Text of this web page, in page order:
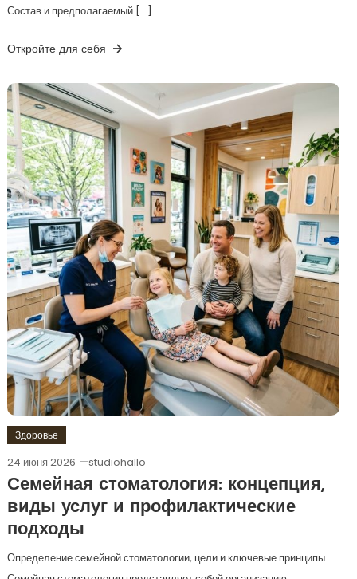
Состав и предполагаемый […]
Откройте для себя
Здоровье
24 июня 2026 studiohallo_
Семейная стоматология: концепция,
виды услуг и профилактические
подходы
Определение семейной стоматологии, цели и ключевые принципы